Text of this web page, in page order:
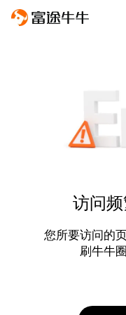
访问
您所要访问的
刷牛牛